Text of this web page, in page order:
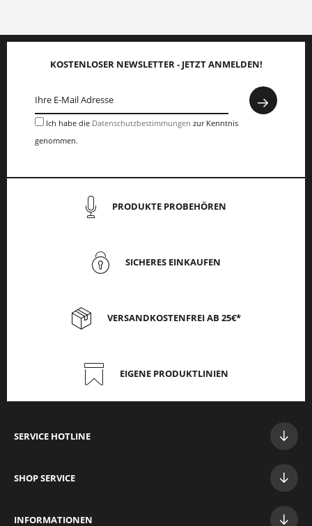
KOSTENLOSER NEWSLETTER - JETZT ANMELDEN!
Ich habe die Datenschutzbestimmungen zur Kenntnis
genommen.
PRODUKTE PROBEHÖREN
SICHERES EINKAUFEN
VERSANDKOSTENFREI AB 25€*
EIGENE PRODUKTLINIEN
SERVICE HOTLINE
SHOP SERVICE
INFORMATIONEN